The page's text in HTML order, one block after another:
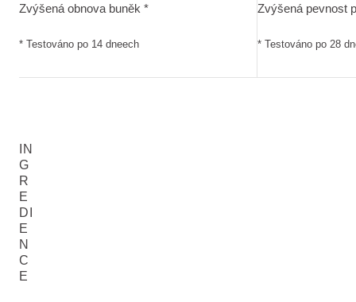
Zvýšená obnova buněk *
* Testováno po 14 dneech
Zvýšená pevnost
* Testováno po 28
IN
G
R
E
DI
E
N
C
E